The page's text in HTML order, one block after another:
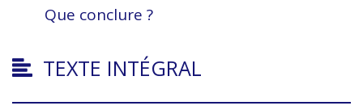
Que conclure ?
TEXTE INTÉGRAL